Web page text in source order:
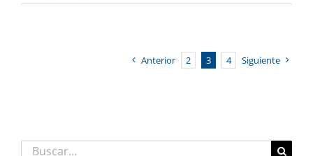
Anterior 2 3 4 Siguiente
Buscar: